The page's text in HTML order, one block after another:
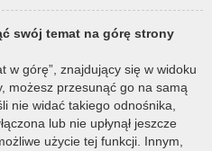
swój temat na górę strony
w górę”, znajdujący się w widoku
możesz przesunąć go na samą
nie widać takiego odnośnika,
lub nie upłynął jeszcze
użycie tej funkcji. Innym,